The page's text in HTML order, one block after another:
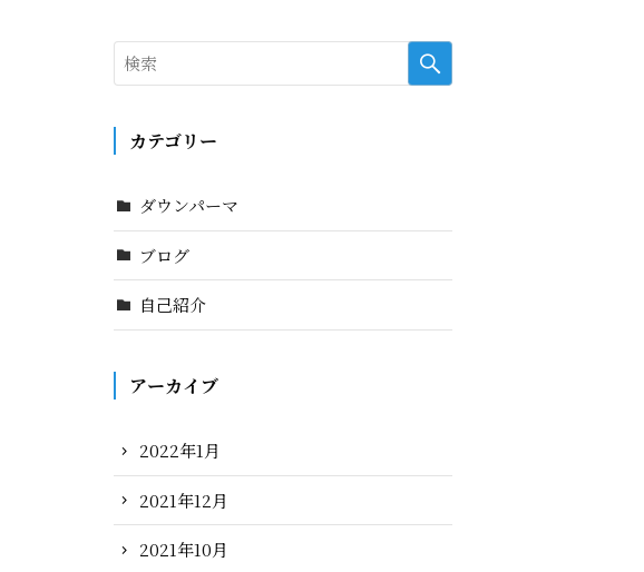
カテゴリー
ダウンパーマ
ブログ
自己紹介
アーカイブ
2022年1月
2021年12月
2021年10月